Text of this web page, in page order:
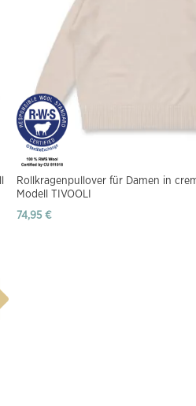
Rollkragenpullover für Damen in
Modell TIVOOLI
74,95 €